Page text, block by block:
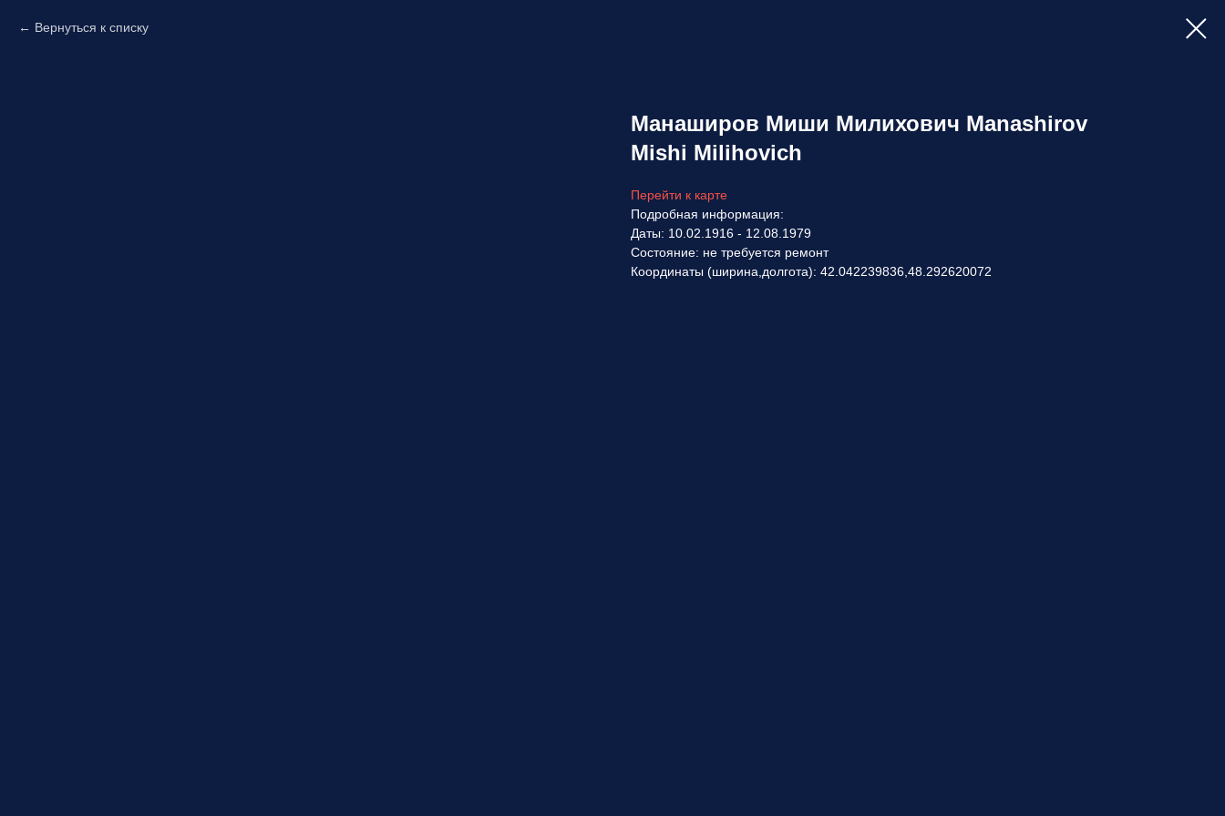
Вернуться к списку
Манаширов Миши Милихович Manashirov
Mishi Milihovich
Перейти к карте
Подробная информация:
Даты: 10.02.1916 - 12.08.1979
Состояние: не требуется ремонт
Координаты (ширина,долгота): 42.042239836,48.292620072